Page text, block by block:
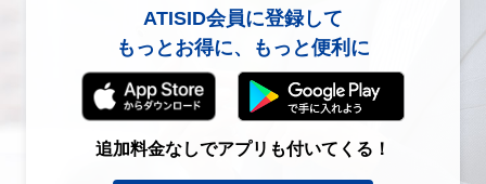
ATISID会員に登録して
もっとお得に、もっと便利に
追加料金なしでアプリも付いてくる！